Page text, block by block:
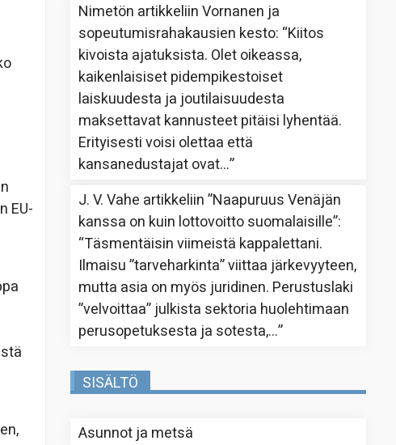
EU-
Nimetön artikkeliinVornanen ja
sopeutumisrahakausien kesto: “Kiitos
kivoista ajatuksista. Olet oikeassa,
kaikenlaisiset pidempikestoiset
laiskuudesta ja joutilaisuudesta
maksettavat kannusteet pitäisi lyhentää.
Erityisesti voisi olettaa että
kansanedustajat ovat…”
J. V. Vahe artikkeliin”Naapuruus Venäjän
kanssa on kuin lottovoitto suomalaisille”:
“Täsmentäisin viimeistä kappalettani.
Ilmaisu ”tarveharkinta” viittaa järkevyyteen,
mutta asia on myös juridinen. Perustuslaki
”velvoittaa” julkista sektoria huolehtimaan
perusopetuksesta ja sotesta,…”
SISÄLTÖ
Asunnot ja metsä